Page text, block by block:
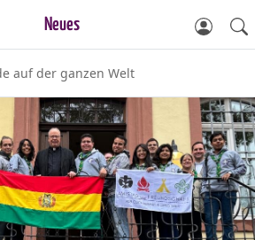
Neues
auf der ganzen Welt